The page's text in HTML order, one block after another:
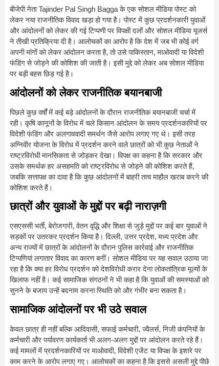
बीजेपी नेताTajinder Pal Singh Baggaके एक सोशल मीडिया पोस्ट को
लेकर नया राजनीतिक विवाद खड़ा हो गया है। पोस्ट में कुछ प्रदर्शनकारी युवाओं
और आंदोलनों को लेकर की गई टिप्पणी पर विपक्षी दलों और सोशल मीडिया यूजर्स
ने तीखी प्रतिक्रिया दी है। आलोचकों का आरोप है कि देश में जब भी कोई वर्ग
अपनी मांगों को लेकर आंदोलन करता है, तो उसे पाकिस्तान, माओवादी या विदेशी
फंडिंग से जोड़ने की कोशिश की जाती है। इसी मुद्दे को लेकर अब सोशल मीडिया
पर बड़ी बहस छिड़ गई है।
आंदोलनों को लेकर राजनीतिक बयानबाजी
पिछले कुछ वर्षों में कई बड़े आंदोलनों के दौरान राजनीतिक बयानबाजी चर्चा में
रही। कृषि कानूनों के विरोध में चले किसान आंदोलन के समय प्रदर्शनकारियों पर
विदेशी फंडिंग और अलगाववादी समर्थन जैसे आरोप लगाए गए थे। इसी तरह
अग्निवीर योजना के विरोध में प्रदर्शन करने वाले छात्रों को भी कुछ नेताओं ने
राष्ट्रविरोधी मानसिकता से जोड़कर देखा। विपक्ष का कहना है कि सरकार और
उसके समर्थक हर असहमति को राष्ट्रविरोध से जोड़ने की कोशिश करते हैं,
जबकि सत्तापक्ष का दावा है कि कुछ आंदोलनों में बाहरी तत्व माहौल खराब करने की
कोशिश करते हैं।
छात्रों और युवाओं के मुद्दों पर बढ़ी नाराज़गी
एसएससी भर्ती, बेरोजगारी, वेतन वृद्धि और शिक्षा से जुड़े मुद्दों पर कई बार युवाओं ने
सड़कों पर उतरकर प्रदर्शन किया है। दिल्ली, उत्तर प्रदेश, मध्य प्रदेश और
अन्य राज्यों में छात्रों के आंदोलनों के दौरान पुलिस कार्रवाई और राजनीतिक
टिप्पणियां लगातार विवाद का कारण बनीं। सोशल मीडिया पर यह सवाल उठाया जा
रहा है कि क्या हर विरोध प्रदर्शन को देशविरोधी करार देना लोकतांत्रिक मूल्यों के
खिलाफ नहीं है। कई सामाजिक संगठनों ने भी कहा है कि युवाओं की समस्याओं को
सुनने के बजाय उन्हें बदनाम करना स्थिति को और गंभीर बना सकता है।
सामाजिक आंदोलनों पर भी उठे सवाल
केवल छात्र ही नहीं बल्कि आदिवासी, सफाई कर्मचारी, ज्वैलर्स, निजी कंपनियों के
कर्मचारी और पर्यावरण कार्यकर्ता भी अलग-अलग मुद्दों पर आंदोलन करते रहे हैं।
कई मामलों में प्रदर्शनकारियों पर माओवादी, विदेशी एजेंट या विपक्ष के इशारे पर
काम करने के आरोप लगाए गए। आलोचकों का कहना है कि इससे असली मुद्दे पीछे